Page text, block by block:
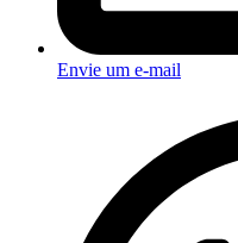
Envie um e-mail